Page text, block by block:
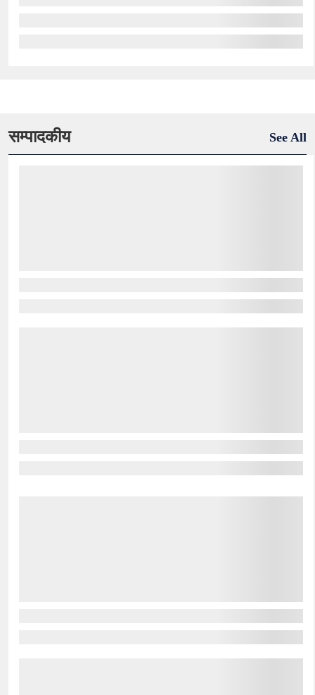
सम्पादकीय See All